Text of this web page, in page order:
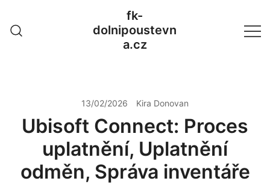
content
fk-
dolnipoustevn
a.cz
13/02/2026 Kira Donovan
Ubisoft Connect: Proces
uplatnění, Uplatnění
odměn, Správa inventáře